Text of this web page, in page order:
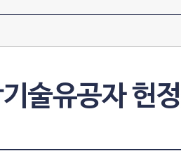
술유공자 헌